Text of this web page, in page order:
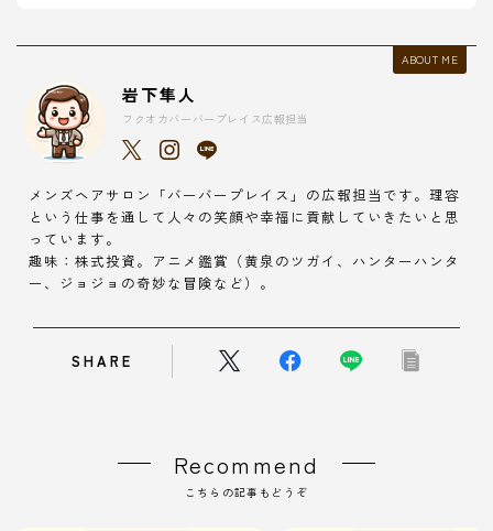
ABOUT ME
岩下隼人
フクオカバーバープレイス広報担当
メンズヘアサロン「バーバープレイス」の広報担当です。理容
という仕事を通して人々の笑顔や幸福に貢献していきたいと思
っています。
趣味：株式投資。アニメ鑑賞（黄泉のツガイ、ハンターハンタ
ー、ジョジョの奇妙な冒険など）。
SHARE
Recommend
こちらの記事もどうぞ